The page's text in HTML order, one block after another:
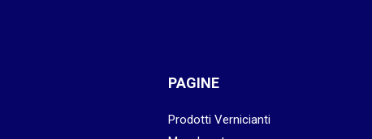
PAGINE
Prodotti Vernicianti